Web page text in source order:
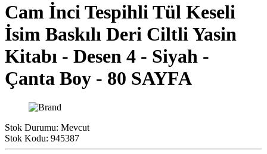
Cam İnci Tespihli Tül Keseli
İsim Baskılı Deri Ciltli Yasin
Kitabı - Desen 4 - Siyah -
Çanta Boy - 80 SAYFA
Stok Durumu: Mevcut
Stok Kodu: 945387